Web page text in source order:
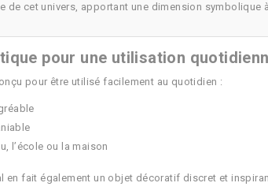
de cet univers, apportant une dimension symbolique
pour une utilisation
pour être utilisé facilement au quotidien :
l’école ou la maison
en fait également un objet décoratif discret et